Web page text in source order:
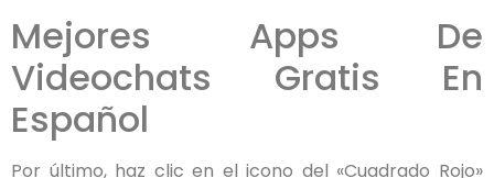
Mejores Apps De
Videochats Gratis En
Español
Por último, haz clic en el icono del «Cuadrado Rojo»